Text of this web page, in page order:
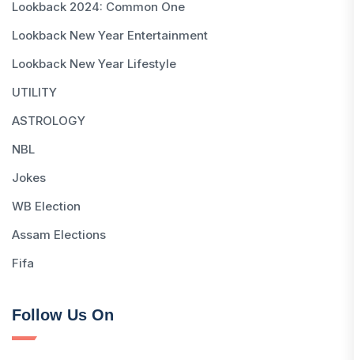
Lookback 2024: Common One
Lookback New Year Entertainment
Lookback New Year Lifestyle
UTILITY
ASTROLOGY
NBL
Jokes
WB Election
Assam Elections
Fifa
Follow Us On